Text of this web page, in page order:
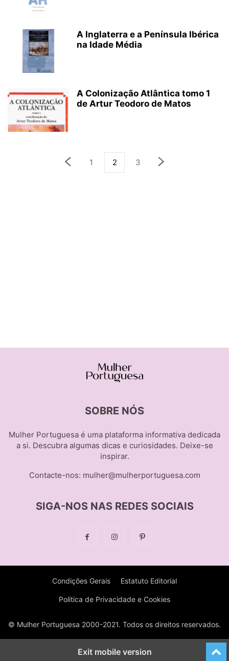
A Inglaterra e a Península Ibérica
na Idade Média
A Colonização Atlântica tomo 1
de Artur Teodoro de Matos
1 2 3
SOBRE NÓS
Mulher Portuguesa é uma plataforma informativa dedicada
a si. Descubra algumas dicas e curiosidades. Deixe-se
inspirar.
Contacte-nos: mulher@mulherportuguesa.com
SIGA-NOS NAS REDES SOCIAIS
Condições Gerais Estatuto Editorial
Politica de Privacidade e Cookies
© Mulher Portuguesa 2000-2021. Todos os direitos reservados.
Exit mobile version